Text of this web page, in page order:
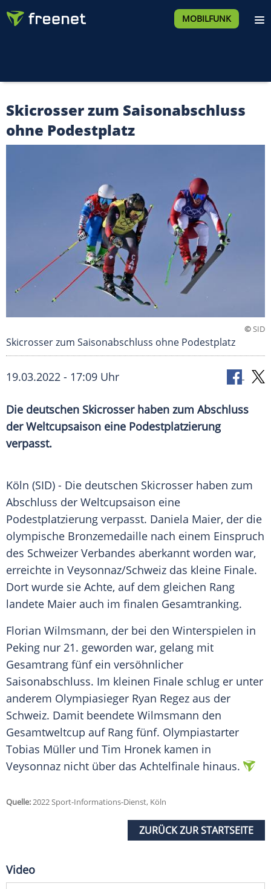
MOBILFUNK
Skicrosser zum Saisonabschluss
ohne Podestplatz
©SID
Skicrosser zum Saisonabschluss ohne Podestplatz
19.03.2022 - 17:09 Uhr
Die deutschen Skicrosser haben zum Abschluss
der Weltcupsaison eine Podestplatzierung
verpasst.
Köln (SID) - Die deutschen Skicrosser haben zum
Abschluss der Weltcupsaison eine
Podestplatzierung verpasst. Daniela Maier, der die
olympische Bronzemedaille nach einem Einspruch
des Schweizer Verbandes aberkannt worden war,
erreichte in Veysonnaz/Schweiz das kleine Finale.
Dort wurde sie Achte, auf dem gleichen Rang
landete Maier auch im finalen Gesamtranking.
Florian Wilmsmann, der bei den Winterspielen in
Peking nur 21. geworden war, gelang mit
Gesamtrang fünf ein versöhnlicher
Saisonabschluss. Im kleinen Finale schlug er unter
anderem Olympiasieger Ryan Regez aus der
Schweiz. Damit beendete Wilmsmann den
Gesamtweltcup auf Rang fünf. Olympiastarter
Tobias Müller und Tim Hronek kamen in
Veysonnaz nicht über das Achtelfinale hinaus.
Quelle:2022 Sport-Informations-Dienst, Köln
ZURÜCK ZUR STARTSEITE
Video